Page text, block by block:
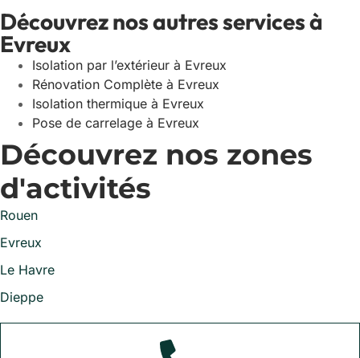
Découvrez nos autres services à
Evreux
Isolation par l’extérieur à Evreux
Rénovation Complète à Evreux
Isolation thermique à Evreux
Pose de carrelage à Evreux
Découvrez nos zones
d'activités
Rouen
Evreux
Le Havre
Dieppe